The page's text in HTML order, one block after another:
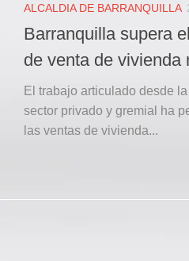
ALCALDIA DE BARRANQUILLA
Barranquilla supera
de venta de vivienda
El trabajo articulado desde
sector privado y gremial ha
las ventas de vivienda...